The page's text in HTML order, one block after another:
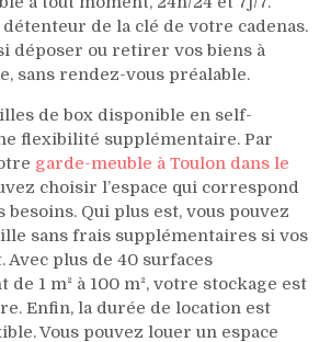
détenteur de la clé de votre cadenas.
déposer ou retirer vos biens à
sans rendez-vous préalable.
de box disponible en self-
flexibilité supplémentaire. Par
garde-meuble à Toulon dans le
choisir l’espace qui correspond
besoins. Qui plus est, vous pouvez
sans frais supplémentaires si vos
Avec plus de 40 surfaces
1 m² à 100 m², votre stockage est
Enfin, la durée de location est
Vous pouvez louer un espace